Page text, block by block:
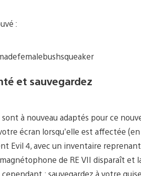
:
et sauvegardez
à nouveau adaptés pour ce
écran lorsqu’elle est affectée
Evil 4, avec un inventaire
de RE VII disparaît et
: sauvegardez à votre guise.